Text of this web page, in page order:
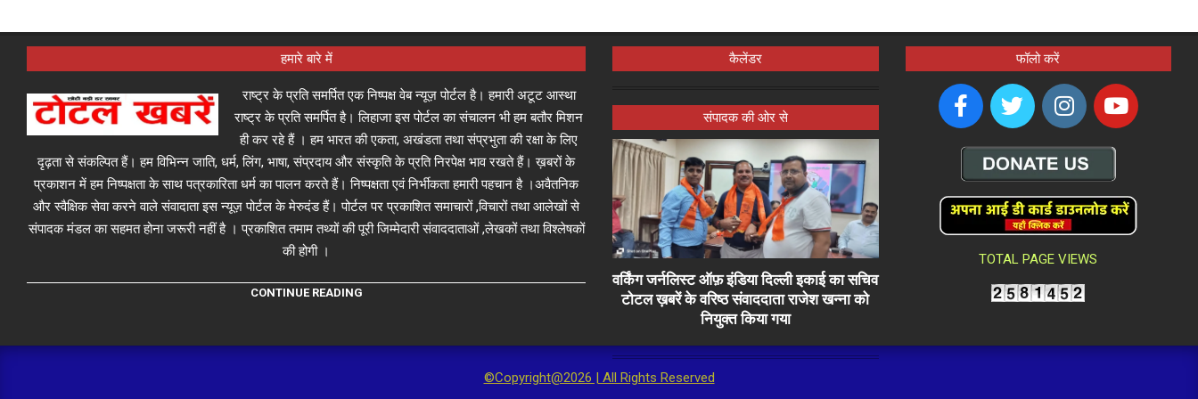
हमारे बारे में
राष्ट्र के प्रति समर्पित एक निष्पक्ष वेब न्यूज़ पोर्टल है। हमारी अटूट आस्था
राष्ट्र के प्रति समर्पित है। लिहाजा इस पोर्टल का संचालन भी हम बतौर मिशन
ही कर रहे हैं । हम भारत की एकता, अखंडता तथा संप्रभुता की रक्षा के लिए
दृढ़ता से संकल्पित हैं। हम विभिन्न जाति, धर्म, लिंग, भाषा, संप्रदाय और संस्कृति के प्रति निरपेक्ष भाव रखते हैं। ख़बरों के
प्रकाशन में हम निष्पक्षता के साथ पत्रकारिता धर्म का पालन करते हैं। निष्पक्षता एवं निर्भीकता हमारी पहचान है ।अवैतनिक
और स्वैक्षिक सेवा करने वाले संवादाता इस न्यूज़ पोर्टल के मेरुदंड हैं। पोर्टल पर प्रकाशित समाचारों ,विचारों तथा आलेखों से
संपादक मंडल का सहमत होना जरूरी नहीं है । प्रकाशित तमाम तथ्यों की पूरी जिम्मेदारी संवाददाताओं ,लेखकों तथा विश्लेषकों
की होगी ।
CONTINUE READING
कैलेंडर
संपादक की ओर से
वर्किंग जर्नलिस्ट ऑफ़ इंडिया दिल्ली इकाई का सचिव
टोटल ख़बरें के वरिष्ठ संवाददाता राजेश खन्ना को
नियुक्त किया गया
फॉलो करें
TOTAL PAGE VIEWS
©Copyright@2026 | All Rights Reserved